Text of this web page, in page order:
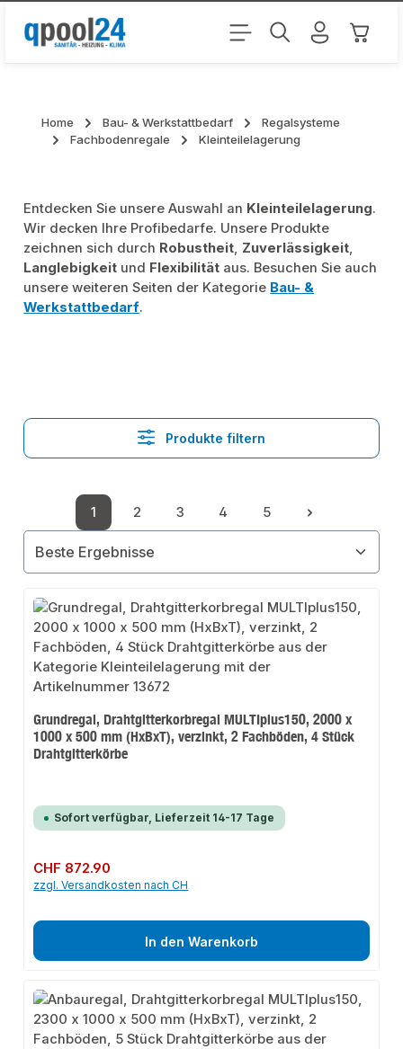
Zum Hauptinhalt springen
Home Bau- & Werkstattbedarf
Regalsysteme
Fachbodenregale
Kleinteilelagerung
Entdecken Sie unsere Auswahl an Kleinteilelagerung.
Wir decken Ihre Profibedarfe. Unsere Produkte
zeichnen sich durch Robustheit, Zuverlässigkeit,
Langlebigkeit und Flexibilität aus. Besuchen Sie auch
unsere weiteren Seiten der Kategorie Bau- &
Werkstattbedarf.
Produkte filtern
Seite
1
Seite
2
Seite
3
Seite
4
Seite
5
Grundregal, Drahtgitterkorbregal MULTIplus150, 2000 x
1000 x 500 mm (HxBxT), verzinkt, 2 Fachböden, 4 Stück
Drahtgitterkörbe
Sofort verfügbar, Lieferzeit 14-17 Tage
Regulärer Preis:
CHF 872.90
zzgl. Versandkosten nach CH
In den Warenkorb